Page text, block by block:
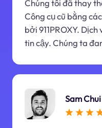
Chúng tôi đã thay
Công cụ cũ bằng
bởi 911PROXY.
tin cậy. Chúng ta
Sam Chui